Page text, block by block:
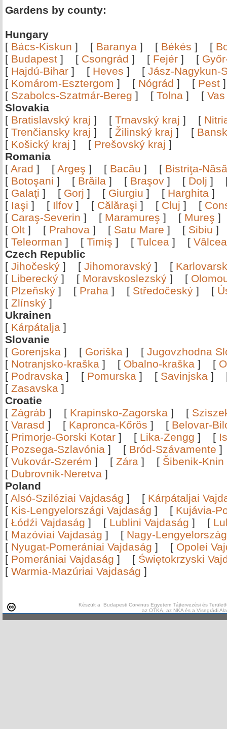
Gardens by county:
Hungary
[ Bács-Kiskun ] [ Baranya ] [ Békés ] [
[ Budapest ] [ Csongrád ] [ Fejér ] [
[ Hajdú-Bihar ] [ Heves ] [ Jász-Nagykun-
[ Komárom-Esztergom ] [ Nógrád ] [ Pest
[ Szabolcs-Szatmár-Bereg ] [ Tolna ] [ Vas
Slovakia
[ Bratislavský kraj ] [ Trnavský kraj ] [
[ Trenčiansky kraj ] [ Žilinský kraj ] [
[ Košický kraj ] [ Prešovský kraj ]
Romania
[ Arad ] [ Argeş ] [ Bacău ] [ Bistriţa-
[ Botoşani ] [ Brăila ] [ Braşov ] [ Dolj ]
[ Galaţi ] [ Gorj ] [ Giurgiu ] [ Harghita ]
[ Iaşi ] [ Ilfov ] [ Călăraşi ] [ Cluj ] [
[ Caraş-Severin ] [ Maramureş ] [ Mureş
[ Olt ] [ Prahova ] [ Satu Mare ] [ Sibiu
[ Teleorman ] [ Timiş ] [ Tulcea ] [
Czech Republic
[ Jihočeský ] [ Jihomoravský ] [
[ Liberecký ] [ Moravskoslezský ] [
[ Plzeňský ] [ Praha ] [ Středočeský ] [
[ Zlínský ]
Ukrainen
[ Kárpátalja ]
Slovanie
[ Gorenjska ] [ Goriška ] [ Jugovzhodna
[ Notranjsko-kraška ] [ Obalno-kraška ] [
[ Podravska ] [ Pomurska ] [ Savinjska ]
[ Zasavska ]
Croatie
[ Zágráb ] [ Krapinsko-Zagorska ] [
[ Varasd ] [ Kapronca-Kőrös ] [ Belovar-
[ Primorje-Gorski Kotar ] [ Lika-Zengg ] [
[ Pozsega-Szlavónia ] [ Bród-Szávamente
[ Vukovár-Szerém ] [ Zára ] [ Šibenik-Knin
[ Dubrovnik-Neretva ]
Poland
[ Alsó-Sziléziai Vajdaság ] [ Kárpátaljai
[ Kis-Lengyelországi Vajdaság ] [ Kujávia-
[ Łódźi Vajdaság ] [ Lublini Vajdaság ] [
[ Mazóviai Vajdaság ] [ Nagy-
[ Nyugat-Pomerániai Vajdaság ] [ Opolei
[ Pomerániai Vajdaság ] [ Świętokrzyski
[ Warmia-Mazúriai Vajdaság ]
Készült a Budapesti Corvinus Egyetem Tájtervezési és
az OTKA, az NKA és a Visegrádi